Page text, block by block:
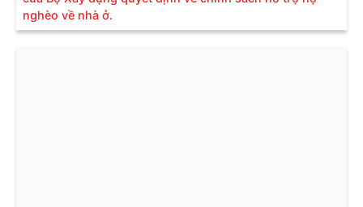
nghèo về nhà ở.